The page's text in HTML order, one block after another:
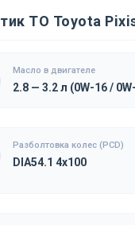
ТО Toyota
Масло в двигателе
2.8 — 3.2 л (0W-16 /
Разболтовка колес (PCD)
DIA54.1 4x100